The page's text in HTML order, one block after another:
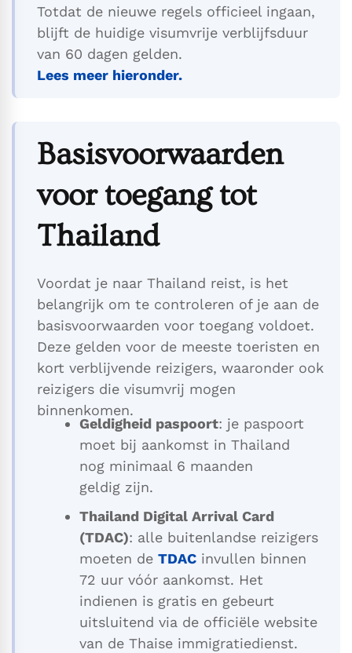
Totdat de nieuwe regels officieel ingaan,
blijft de huidige visumvrije verblijfsduur
van 60 dagen gelden.
Lees meer hieronder.
Basisvoorwaarden
voor toegang tot
Thailand
Voordat je naar Thailand reist, is het
belangrijk om te controleren of je aan de
basisvoorwaarden voor toegang voldoet.
Deze gelden voor de meeste toeristen en
kort verblijvende reizigers, waaronder ook
reizigers die visumvrij mogen
binnenkomen.
Geldigheid paspoort: je paspoort
moet bij aankomst in Thailand
nog minimaal 6 maanden
geldig zijn.
Thailand Digital Arrival Card
(TDAC): alle buitenlandse reizigers
moeten de TDAC invullen binnen
72 uur vóór aankomst. Het
indienen is gratis en gebeurt
uitsluitend via de officiële website
van de Thaise immigratiedienst.